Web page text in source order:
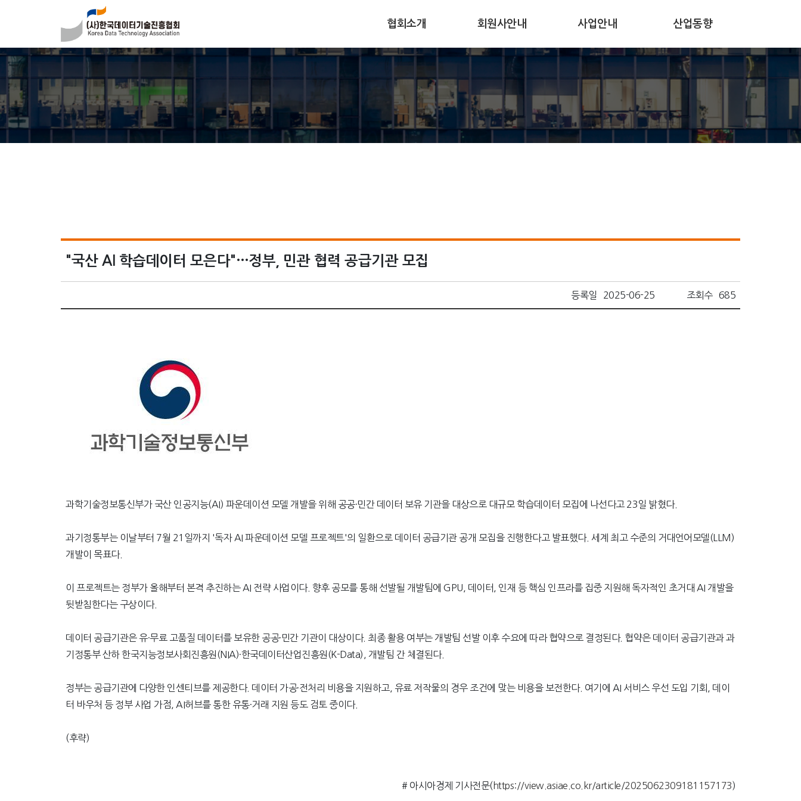
협회소개
협회연혁
조직과구성
회원사안내
회원사현황
회원사동향
사업안내
사업공고
산업동향
보도자료
"국산 AI 학습데이터 모은다"…정부, 민관 협력 공급기관 모집
등록일 2025-06-25 조회수 685
과학기술정보통신부가 국산 인공지능(AI) 파운데이션 모델 개발을 위해 공공·민간 데이터 보유 기관을 대상으로 대규모 학습데이터 모집에 나선다고 23일 밝혔다.
과기정통부는 이날부터 7월 21일까지 '독자 AI 파운데이션 모델 프로젝트'의 일환으로 데이터 공급기관 공개 모집을 진행한다고 발표했다. 세계 최고 수준의 거대언어모델(LLM)
개발이 목표다.
이 프로젝트는 정부가 올해부터 본격 추진하는 AI 전략 사업이다. 향후 공모를 통해 선발될 개발팀에 GPU, 데이터, 인재 등 핵심 인프라를 집중 지원해 독자적인 초거대 AI 개발을
뒷받침한다는 구상이다.
데이터 공급기관은 유·무료 고품질 데이터를 보유한 공공·민간 기관이 대상이다. 최종 활용 여부는 개발팀 선발 이후 수요에 따라 협약으로 결정된다. 협약은 데이터 공급기관과 과
기정통부 산하 한국지능정보사회진흥원(NIA)·한국데이터산업진흥원(K-Data), 개발팀 간 체결된다.
정부는 공급기관에 다양한 인센티브를 제공한다. 데이터 가공·전처리 비용을 지원하고, 유료 저작물의 경우 조건에 맞는 비용을 보전한다. 여기에 AI 서비스 우선 도입 기회, 데이
터 바우처 등 정부 사업 가점, AI허브를 통한 유통·거래 지원 등도 검토 중이다.
(후략)
# 아시아경제 기사전문( https://view.asiae.co.kr/article/2025062309181157173)